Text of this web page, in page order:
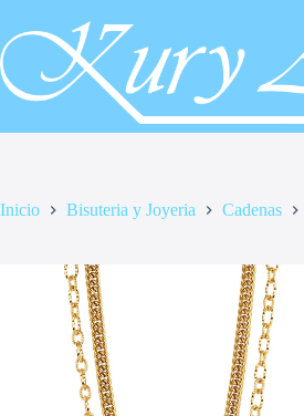
contenido
Inicio Bisuteria y Joyeria Cadenas